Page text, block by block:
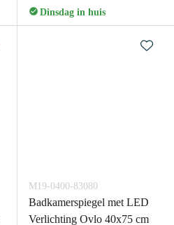
Dinsdag in huis
M19-0400-83080
Badkamerspiegel met LED
Verlichting Ovlo 40x75 cm